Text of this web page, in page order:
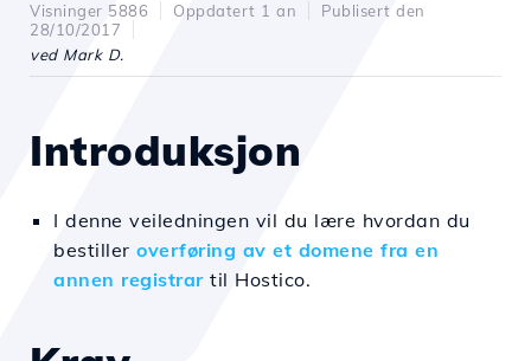
Visninger 5886 Oppdatert 1 an
Publisert den
28/10/2017
ved Mark D.
Introduksjon
I denne veiledningen vil du lære hvordan du
bestiller overføring av et domene fra en
annen registrartil Hostico.